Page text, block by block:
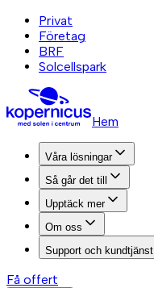
Privat
Företag
BRF
Solcellspark
Hem
Våra lösningar
Så går det till
Upptäck mer
Om oss
Support och kundtjänst
Få offert